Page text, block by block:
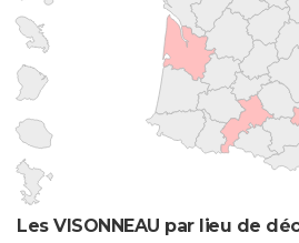
Les VISONNEAU par lieu de